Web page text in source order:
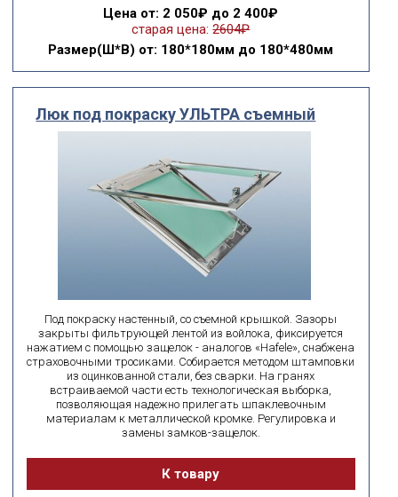
Цена от: 2 050₽ до 2 400₽
старая цена: 2604₽
Размер(Ш*В) от: 180*180мм до 180*480мм
Люк под покраску УЛЬТРА съемный
Под покраску настенный, со съемной крышкой. Зазоры
закрыты фильтрующей лентой из войлока, фиксируется
нажатием с помощью защелок - аналогов «Hafele», снабжена
страховочными тросиками. Собирается методом штамповки
из оцинкованной стали, без сварки. На гранях
встраиваемой части есть технологическая выборка,
позволяющая надежно прилегать шпаклевочным
материалам к металлической кромке. Регулировка и
замены замков-защелок.
К товару